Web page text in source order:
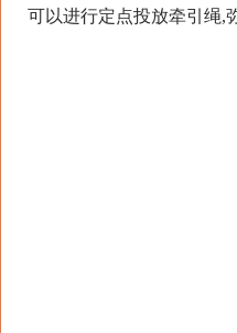
可以进行定点投放牵引绳,